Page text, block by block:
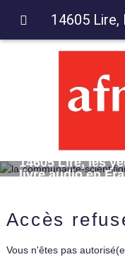
14605 Lire, les
livre audio en
Accès
Vous n'êtes pas